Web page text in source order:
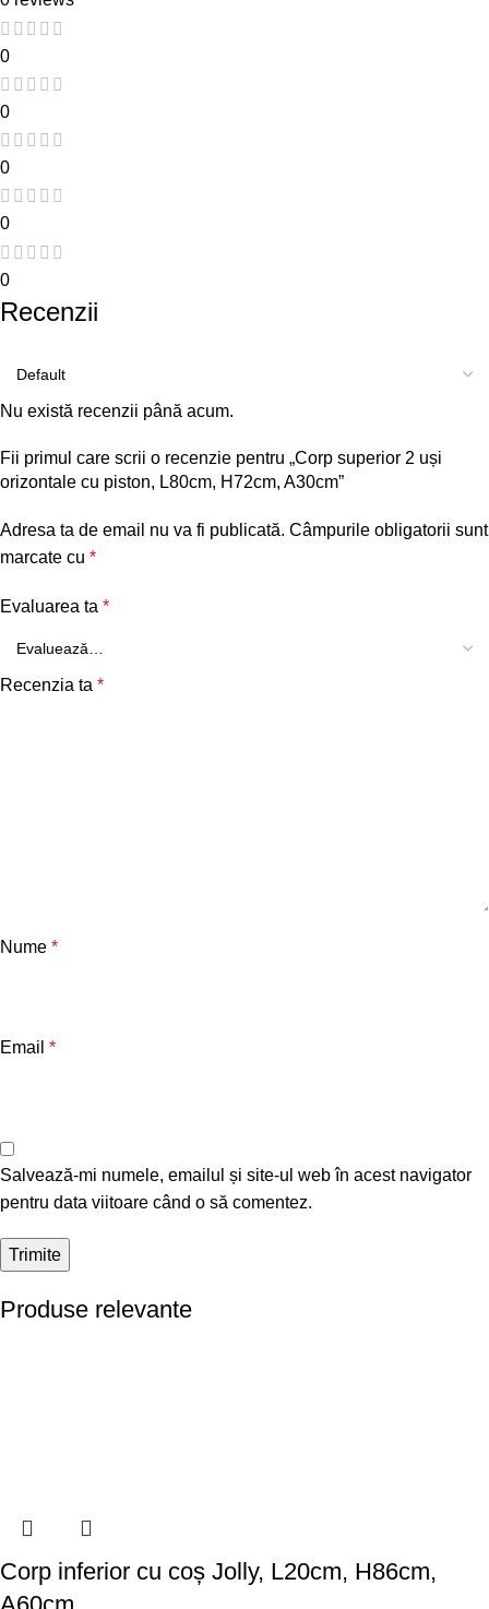
0
0
0
0
0
Recenzii
Nu există recenzii până acum.
Fii primul care scrii o recenzie pentru „Corp superior 2 uși
orizontale cu piston, L80cm, H72cm, A30cm”
Adresa ta de email nu va fi publicată. Câmpurile obligatorii sunt
marcate cu *
Evaluarea ta *
Recenzia ta *
Nume *
Email *
Salvează-mi numele, emailul și site-ul web în acest navigator
pentru data viitoare când o să comentez.
Produse relevante
Corp inferior cu coș Jolly, L20cm, H86cm,